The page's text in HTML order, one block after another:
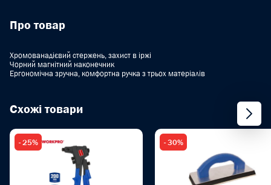
Про товар
Хромованадієвий стержень, захист в іржі
Чорний магнітний наконечник
Ергономічна зручна, комфортна ручка з трьох матеріалів
Схожі товари
- 25% - 30%